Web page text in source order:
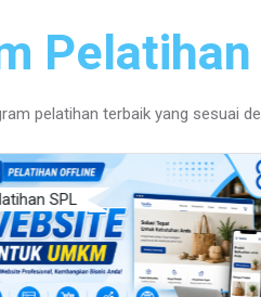
pelatihan terbaik yang sesuai
SPL